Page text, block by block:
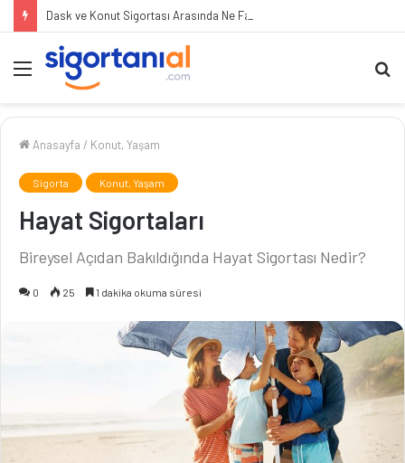
Dask ve Konut Sigortası Arasında Ne Fark Var?
Menü
...
Anasayfa / Konut, Yaşam
Sigorta Konut, Yaşam
Hayat Sigortaları
Bireysel Açıdan Bakıldığında Hayat Sigortası Nedir?
0 25 1 dakika okuma süresi